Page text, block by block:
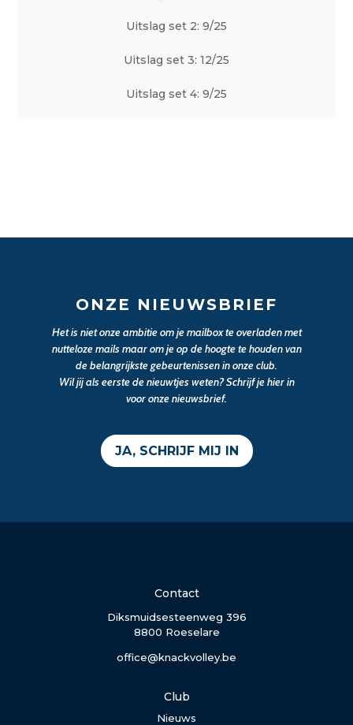
Uitslag set 2: 9/25
Uitslag set 3: 12/25
Uitslag set 4: 9/25
ONZE NIEUWSBRIEF
Het is niet onze ambitie om je mailbox te overladen met
nutteloze mails maar om je op de hoogte te houden van
de belangrijkste gebeurtenissen in onze club.
Wil jij als eerste de nieuwtjes weten? Schrijf je hier in
voor onze nieuwsbrief.
JA, SCHRIJF MIJ IN
Contact
Diksmuidsesteenweg 396
8800 Roeselare
office@knackvolley.be
Club
Nieuws